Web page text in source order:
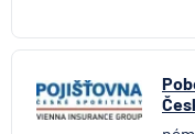
Volksbank
Všeobecná
Východosaská